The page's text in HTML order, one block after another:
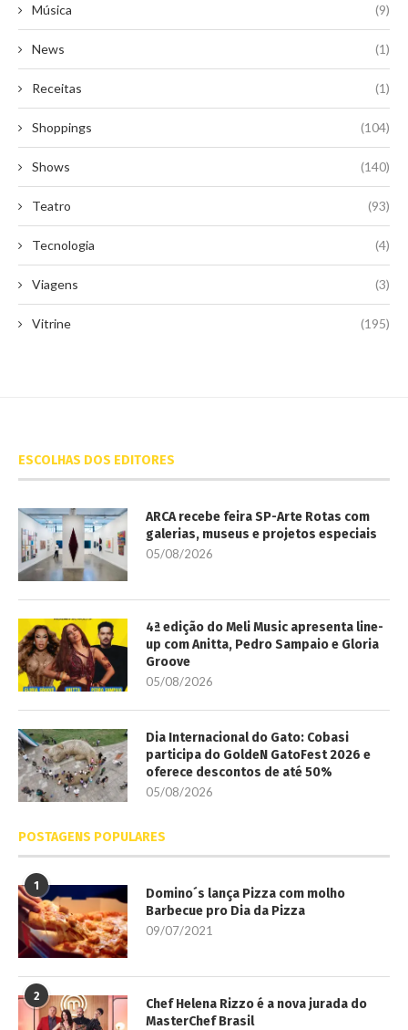
Música (9)
News (1)
Receitas (1)
Shoppings (104)
Shows (140)
Teatro (93)
Tecnologia (4)
Viagens (3)
Vitrine (195)
ESCOLHAS DOS EDITORES
ARCA recebe feira SP-Arte Rotas com
galerias, museus e projetos especiais
05/08/2026
4ª edição do Meli Music apresenta line-
up com Anitta, Pedro Sampaio e Gloria
Groove
05/08/2026
Dia Internacional do Gato: Cobasi
participa do GoldeN GatoFest 2026 e
oferece descontos de até 50%
05/08/2026
POSTAGENS POPULARES
1
Domino´s lança Pizza com molho
Barbecue pro Dia da Pizza
09/07/2021
2
Chef Helena Rizzo é a nova jurada do
MasterChef Brasil